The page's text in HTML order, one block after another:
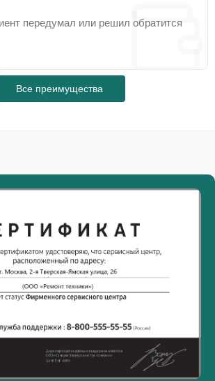
передумал или решил обратится
Все преимущества